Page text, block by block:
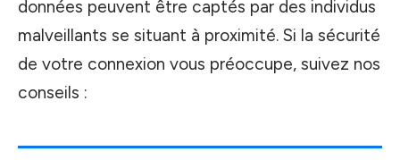
données peuvent être captés par des individus
malveillants se situant à proximité. Si la sécurité
de votre connexion vous préoccupe, suivez nos
conseils :